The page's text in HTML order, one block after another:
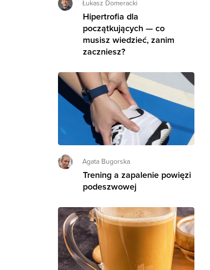
Łukasz Domeracki
Hipertrofia dla
początkujących — co
musisz wiedzieć, zanim
zaczniesz?
Agata Bugorska
Trening a zapalenie powięzi
podeszwowej